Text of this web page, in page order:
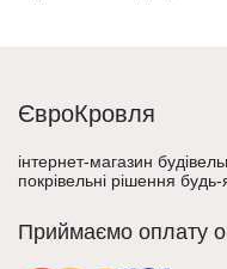
ЄвроКровля
інтернет-магазин
покрівельні рішення будь-
Приймаємо оплату